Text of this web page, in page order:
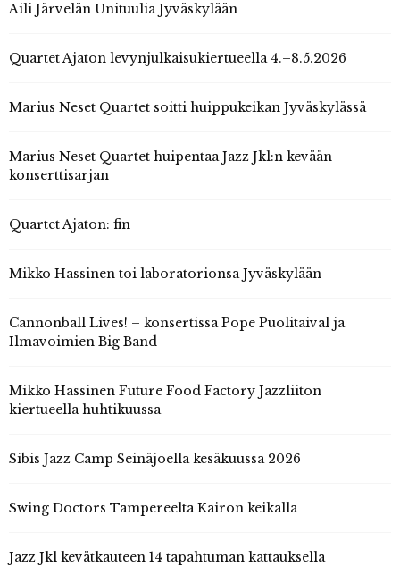
Aili Järvelän Unituulia Jyväskylään
Quartet Ajaton levynjulkaisukiertueella 4.–8.5.2026
Marius Neset Quartet soitti huippukeikan Jyväskylässä
Marius Neset Quartet huipentaa Jazz Jkl:n kevään
konserttisarjan
Quartet Ajaton: fin
Mikko Hassinen toi laboratorionsa Jyväskylään
Cannonball Lives! – konsertissa Pope Puolitaival ja
Ilmavoimien Big Band
Mikko Hassinen Future Food Factory Jazzliiton
kiertueella huhtikuussa
Sibis Jazz Camp Seinäjoella kesäkuussa 2026
Swing Doctors Tampereelta Kairon keikalla
Jazz Jkl kevätkauteen 14 tapahtuman kattauksella